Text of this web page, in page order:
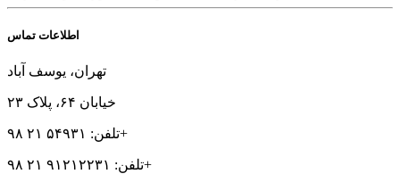
اطلاعات تماس
تهران، یوسف آباد
خیابان ۶۴، پلاک ۲۳
تلفن: ۵۴۹۳۱ ۲۱ ۹۸+
تلفن: ۹۱۲۱۲۲۳۱ ۲۱ ۹۸+